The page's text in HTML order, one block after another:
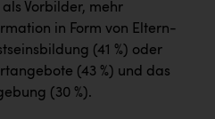
Vorbilder, mehr
in Form von Eltern-
(41 %) oder
(43 %) und das
(30 %).